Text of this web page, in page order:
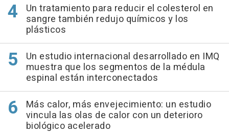
Un tratamiento para reducir el colesterol en
sangre también redujo químicos y los
plásticos
Un estudio internacional desarrollado en IMQ
muestra que los segmentos de la médula
espinal están interconectados
Más calor, más envejecimiento: un estudio
vincula las olas de calor con un deterioro
biológico acelerado